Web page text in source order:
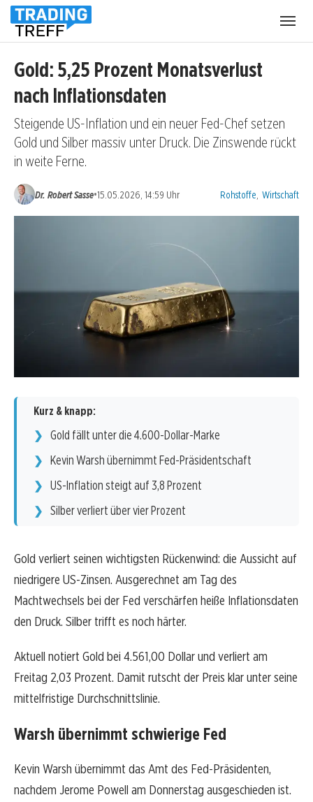
Gold: 5,25 Prozent Monatsverlust
nach Inflationsdaten
Steigende US-Inflation und ein neuer Fed-Chef setzen
Gold und Silber massiv unter Druck. Die Zinswende rückt
in weite Ferne.
Dr. Robert Sasse•15.05.2026, 14:59 Uhr Kategorien:
Rohstoffe Wirtschaft
Kurz & knapp:
Gold fällt unter die 4.600-Dollar-Marke
Kevin Warsh übernimmt Fed-Präsidentschaft
US-Inflation steigt auf 3,8 Prozent
Silber verliert über vier Prozent
Gold verliert seinen wichtigsten Rückenwind: die Aussicht auf
niedrigere US-Zinsen. Ausgerechnet am Tag des
Machtwechsels bei der Fed verschärfen heiße Inflationsdaten
den Druck. Silber trifft es noch härter.
Aktuell notiert Gold bei 4.561,00 Dollar und verliert am
Freitag 2,03 Prozent. Damit rutscht der Preis klar unter seine
mittelfristige Durchschnittslinie.
Warsh übernimmt schwierige Fed
Kevin Warsh übernimmt das Amt des Fed-Präsidenten,
nachdem Jerome Powell am Donnerstag ausgeschieden ist.